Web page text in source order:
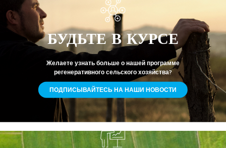
БУДЬТЕ В КУРСЕ
Желаете узнать больше о нашей программе
регенеративного сельского хозяйства?
ПОДПИСЫВАЙТЕСЬ НА НАШИ НОВОСТИ